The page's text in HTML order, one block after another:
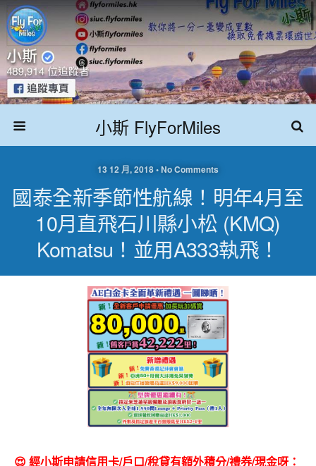
小斯 FlyForMiles
13 12 月, 2018 • No Comments
國泰全新季節性航線！明年4月至
10月直飛石川縣小松 (KMQ)
Komatsu！並用A333執飛！
😍 經小斯申請信用卡/戶口/稅貸有額外積分/禮券/現金呀：